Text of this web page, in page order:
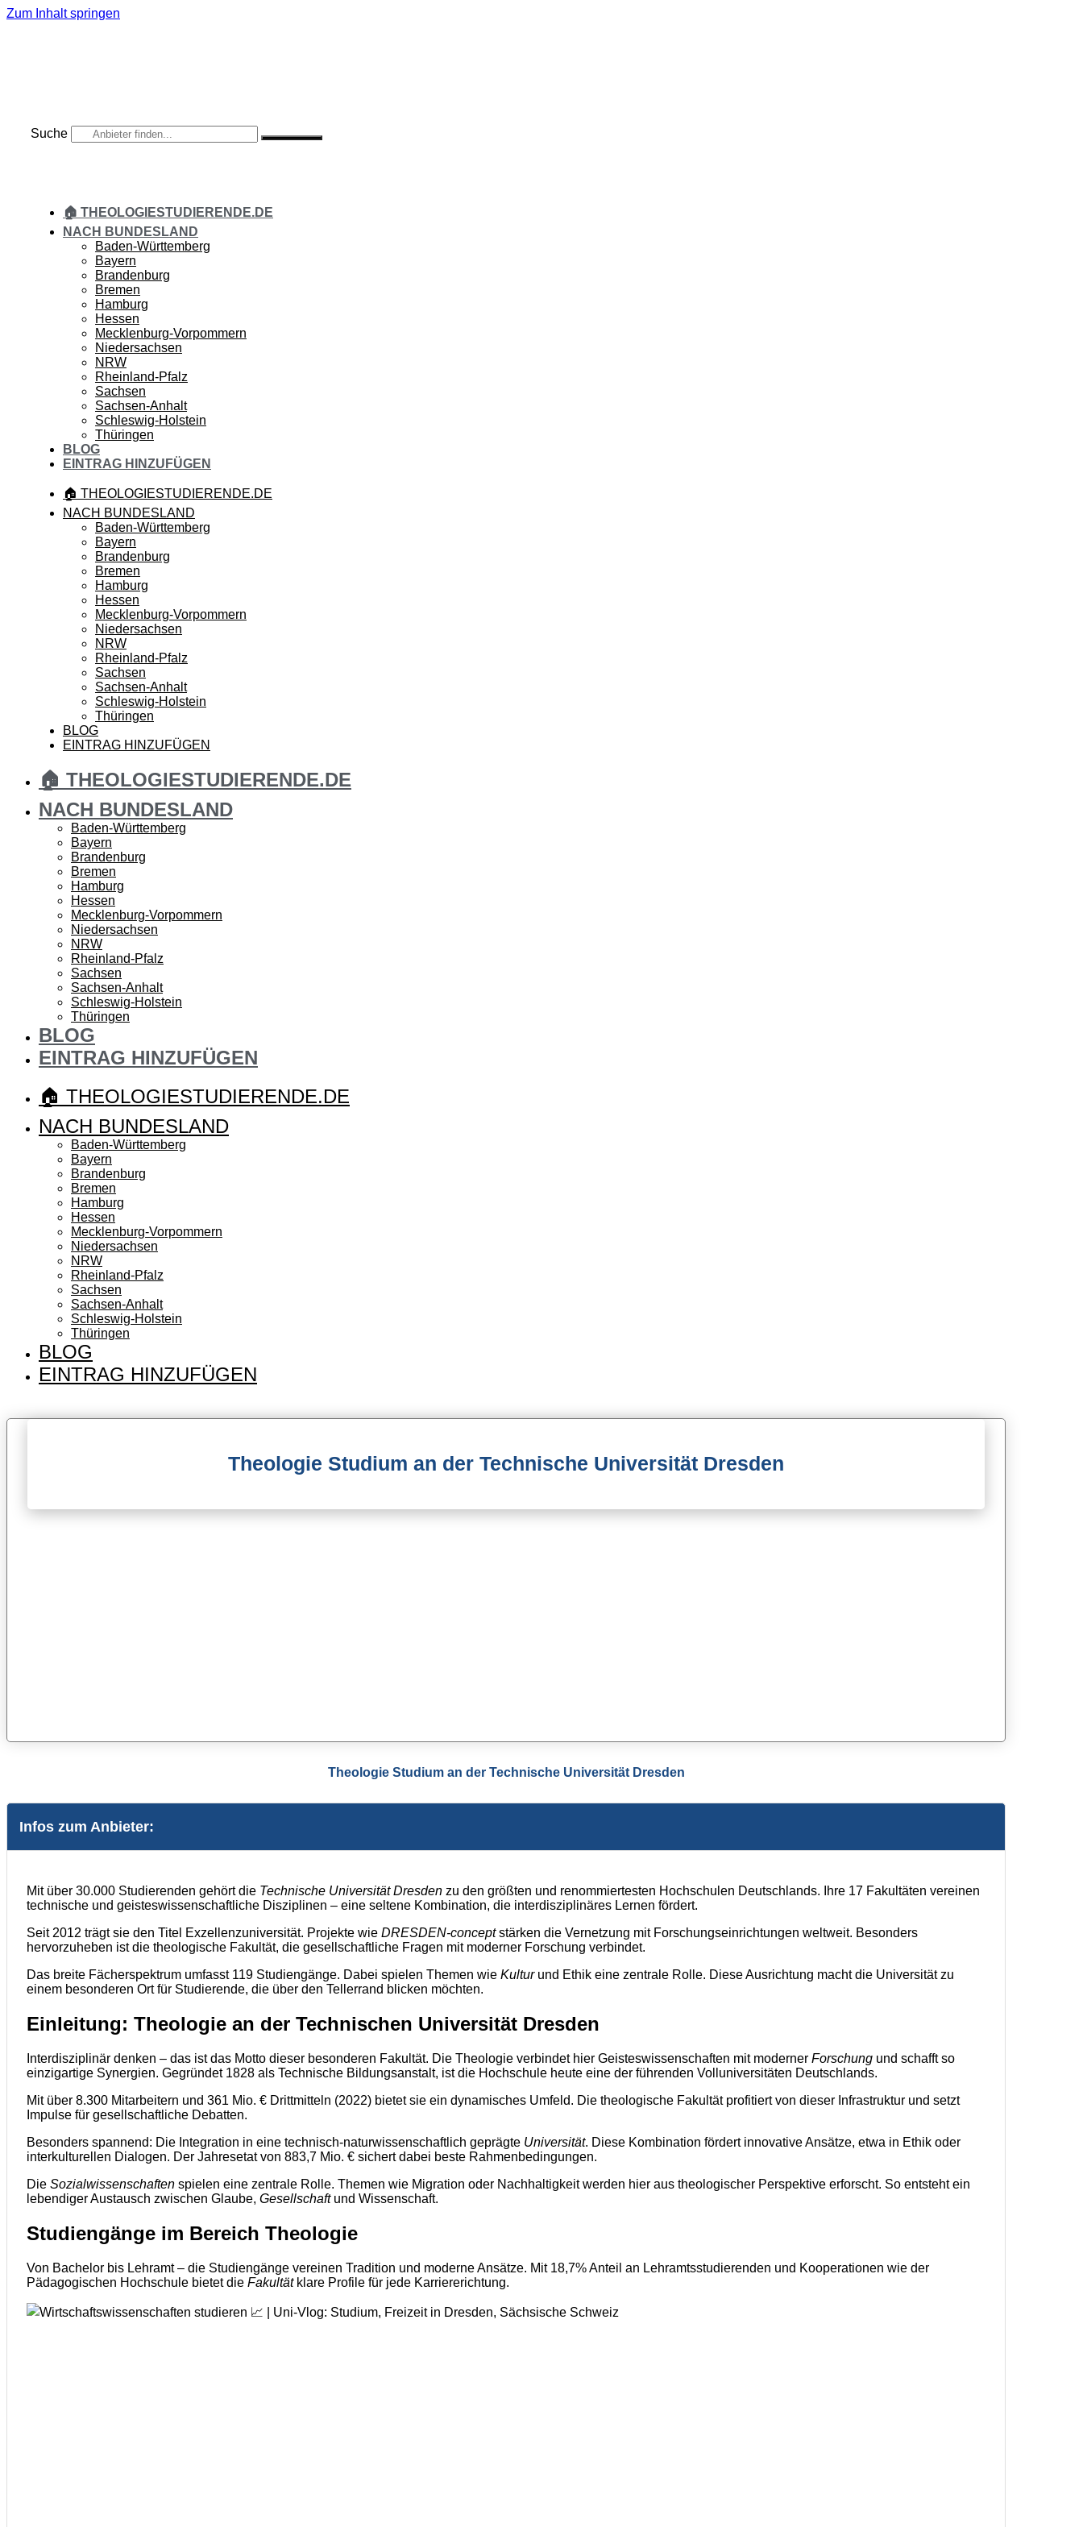
Zum Inhalt springen
Suche
🏠 THEOLOGIESTUDIERENDE.DE
NACH BUNDESLAND
Baden-Württemberg
Bayern
Brandenburg
Bremen
Hamburg
Hessen
Mecklenburg-Vorpommern
Niedersachsen
NRW
Rheinland-Pfalz
Sachsen
Sachsen-Anhalt
Schleswig-Holstein
Thüringen
BLOG
EINTRAG HINZUFÜGEN
🏠 THEOLOGIESTUDIERENDE.DE
NACH BUNDESLAND
Baden-Württemberg
Bayern
Brandenburg
Bremen
Hamburg
Hessen
Mecklenburg-Vorpommern
Niedersachsen
NRW
Rheinland-Pfalz
Sachsen
Sachsen-Anhalt
Schleswig-Holstein
Thüringen
BLOG
EINTRAG HINZUFÜGEN
🏠 THEOLOGIESTUDIERENDE.DE
NACH BUNDESLAND
Baden-Württemberg
Bayern
Brandenburg
Bremen
Hamburg
Hessen
Mecklenburg-Vorpommern
Niedersachsen
NRW
Rheinland-Pfalz
Sachsen
Sachsen-Anhalt
Schleswig-Holstein
Thüringen
BLOG
EINTRAG HINZUFÜGEN
🏠 THEOLOGIESTUDIERENDE.DE
NACH BUNDESLAND
Baden-Württemberg
Bayern
Brandenburg
Bremen
Hamburg
Hessen
Mecklenburg-Vorpommern
Niedersachsen
NRW
Rheinland-Pfalz
Sachsen
Sachsen-Anhalt
Schleswig-Holstein
Thüringen
BLOG
EINTRAG HINZUFÜGEN
Theologie Studium an der Technische Universität Dresden
Theologie Studium an der Technische Universität Dresden
Infos zum Anbieter:
Mit über 30.000 Studierenden gehört die Technische Universität Dresden zu den größten und renommiertesten Hochschulen Deutschlands. Ihre 17 Fakultäten vereinen
technische und geisteswissenschaftliche Disziplinen – eine seltene Kombination, die interdisziplinäres Lernen fördert.
Seit 2012 trägt sie den Titel Exzellenzuniversität. Projekte wie DRESDEN-conceptstärken die Vernetzung mit Forschungseinrichtungen weltweit. Besonders
hervorzuheben ist die theologische Fakultät, die gesellschaftliche Fragen mit moderner Forschung verbindet.
Das breite Fächerspektrum umfasst 119 Studiengänge. Dabei spielen Themen wie Kulturund Ethik eine zentrale Rolle. Diese Ausrichtung macht die Universität zu
einem besonderen Ort für Studierende, die über den Tellerrand blicken möchten.
Einleitung: Theologie an der Technischen Universität Dresden
Interdisziplinär denken – das ist das Motto dieser besonderen Fakultät. Die Theologie verbindet hier Geisteswissenschaften mit moderner Forschung und schafft so
einzigartige Synergien. Gegründet 1828 als Technische Bildungsanstalt, ist die Hochschule heute eine der führenden Volluniversitäten Deutschlands.
Mit über 8.300 Mitarbeitern und 361 Mio. € Drittmitteln (2022) bietet sie ein dynamisches Umfeld. Die theologische Fakultät profitiert von dieser Infrastruktur und setzt
Impulse für gesellschaftliche Debatten.
Besonders spannend: Die Integration in eine technisch-naturwissenschaftlich geprägte Universität. Diese Kombination fördert innovative Ansätze, etwa in Ethik oder
interkulturellen Dialogen. Der Jahresetat von 883,7 Mio. € sichert dabei beste Rahmenbedingungen.
Die Sozialwissenschaften spielen eine zentrale Rolle. Themen wie Migration oder Nachhaltigkeit werden hier aus theologischer Perspektive erforscht. So entsteht ein
lebendiger Austausch zwischen Glaube, Gesellschaftund Wissenschaft.
Studiengänge im Bereich Theologie
Von Bachelor bis Lehramt – die Studiengänge vereinen Tradition und moderne Ansätze. Mit 18,7% Anteil an Lehramtsstudierenden und Kooperationen wie der
Pädagogischen Hochschule bietet die Fakultätklare Profile für jede Karriererichtung.